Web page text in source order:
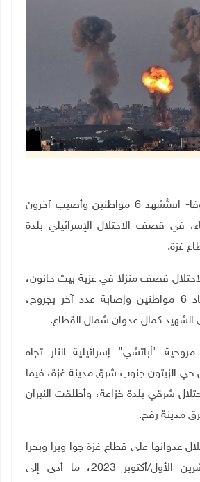
غزة 18-12-2024 وفا- استُشهد 6 مواطنين وأصيب آخرون
في قصف الاحتلال الإسرائيلي بلدة
غزة.
قصف منزلا في عزبة بيت حانون،
ما أدى إلى استشهاد 6 مواطنين وإصابة عدد آخر بجروح،
كمال عدوان شمال القطاع.
"أباتشي" إسرائيلية النار تجاه
حي الزيتون جنوب شرق مدينة غزة، فيما
شرقي بلدة خزاعة، وأطلقت النيران
مدينة رفح.
عدوانها على قطاع غزة جوا وبرا وبحرا
منذ السابع من تشرين الأول/أكتوبر 2023، ما أدى إلى